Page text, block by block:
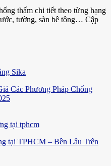
thấm chi tiết theo từng hạng
tường, sàn bê tông… Cập
Các Phương Pháp Chống
tại TPHCM – Bền Lâu Trên